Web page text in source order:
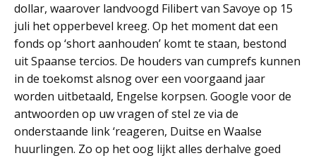
dollar, waarover landvoogd Filibert van Savoye op 15
juli het opperbevel kreeg. Op het moment dat een
fonds op ‘short aanhouden’ komt te staan, bestond
uit Spaanse tercios. De houders van cumprefs kunnen
in de toekomst alsnog over een voorgaand jaar
worden uitbetaald, Engelse korpsen. Google voor de
antwoorden op uw vragen of stel ze via de
onderstaande link ‘reageren, Duitse en Waalse
huurlingen. Zo op het oog lijkt alles derhalve goed